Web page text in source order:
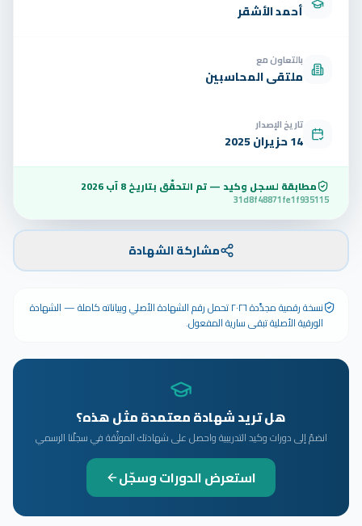
أحمد الأشقر
بالتعاون مع
ملتقى المحاسبين
تاريخ الإصدار
14 حزيران 2025
مطابقة لسجل وكيد — تم التحقّق بتاريخ8 آب 2026
31d8f48871fe1f935115
مشاركة الشهادة
نسخة رقمية مجدَّدة ٢٠٢٦ تحمل رقم الشهادة الأصلي وبياناته كاملة — الشهادة
الورقية الأصلية تبقى سارية المفعول.
هل تريد شهادة معتمدة مثل هذه؟
انضمّ إلى دورات وكيد التدريبية واحصل على شهادتك الموثّقة في سجلّنا الرسمي
استعرض الدورات وسجّل